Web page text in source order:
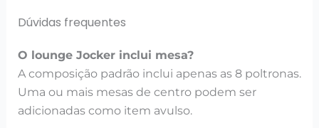
Dúvidas frequentes
O lounge Jocker inclui mesa?
A composição padrão inclui apenas as 8 poltronas.
Uma ou mais mesas de centro podem ser
adicionadas como item avulso.